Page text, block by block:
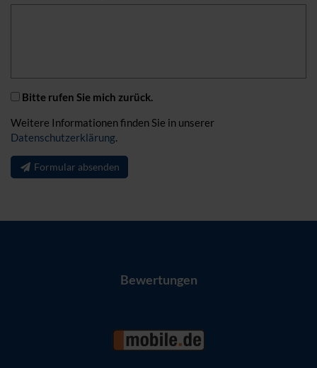
Bitte rufen Sie mich zurück.
Weitere Informationen finden Sie in unserer
Datenschutzerklärung.
Formular absenden
Bewertungen